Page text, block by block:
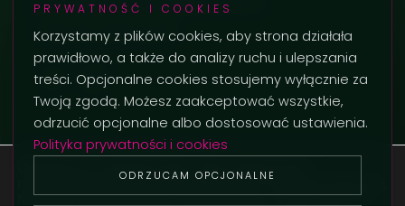
+48 42 236 29 02
© 2026 Everlasting Flowers. Wszystkie prawa zastrzeżone.
Używamy ciasteczek, aby zapewnić
najlepszą jakość korzystania z naszej witryny.
Możesz dowiedzieć się więcej o tym, jakich
PRYWATNOŚĆ I COOKIES
Korzystamy z plików cookies, aby strona działała
prawidłowo, a także do analizy ruchu i ulepszania
treści. Opcjonalne cookies stosujemy wyłącznie za
Twoją zgodą. Możesz zaakceptować wszystkie,
odrzucić opcjonalne albo dostosować ustawienia.
Polityka prywatności i cookies
ODRZUCAM OPCJONALNE